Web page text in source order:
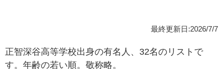
最終更新日:2026/7/7
正智深谷高等学校出身の有名人、32名のリストで
す。年齢の若い順。敬称略。